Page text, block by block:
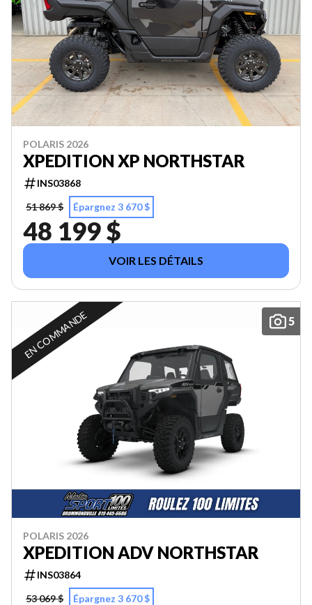
POLARIS 2026
XPEDITION XP NORTHSTAR
INS03868
51 869 $
Épargnez 3 670 $
48 199 $
VOIR LES DÉTAILS
5
EN COMMANDE
POLARIS 2026
XPEDITION ADV NORTHSTAR
INS03864
53 069 $
Épargnez 3 670 $